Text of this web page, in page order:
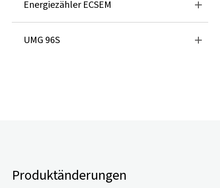
Energiezähler ECSEM
UMG 96S
Produktänderungen